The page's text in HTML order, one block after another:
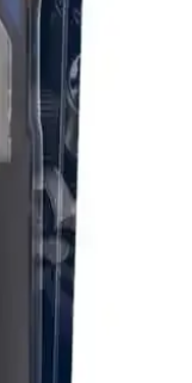
Dimmerli Ct-
gücü ve dayanıklı
için ideal,
El Feneri: Hafif,
Çözümü
ve çok modlu
ve kullanışlı bir
El Feneri